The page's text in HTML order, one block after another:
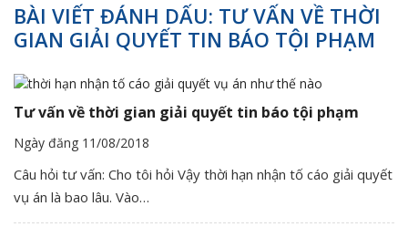
BÀI VIẾT ĐÁNH DẤU: TƯ VẤN VỀ THỜI
GIAN GIẢI QUYẾT TIN BÁO TỘI PHẠM
Tư vấn về thời gian giải quyết tin báo tội phạm
Ngày đăng 11/08/2018
Câu hỏi tư vấn: Cho tôi hỏi Vậy thời hạn nhận tố cáo giải quyết
vụ án là bao lâu. Vào…